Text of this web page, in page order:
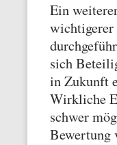
Ein
wichtigerer
sich
in Zukunft
Wirkliche
schwer
Bewertung